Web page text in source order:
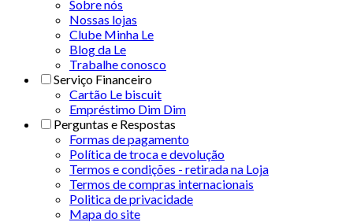
Sobre nós
Nossas lojas
Clube Minha Le
Blog da Le
Trabalhe conosco
Serviço Financeiro
Cartão Le biscuit
Empréstimo Dim Dim
Perguntas e Respostas
Formas de pagamento
Política de troca e devolução
Termos e condições - retirada na Loja
Termos de compras internacionais
Politica de privacidade
Mapa do site